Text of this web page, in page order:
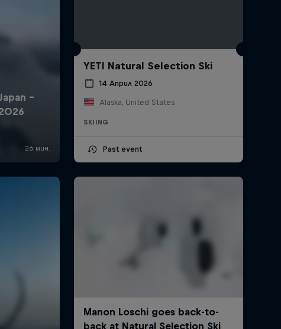
YETI Natural Selection Ski
14 Април 2026
Alaska, United States
SKIING
Past event